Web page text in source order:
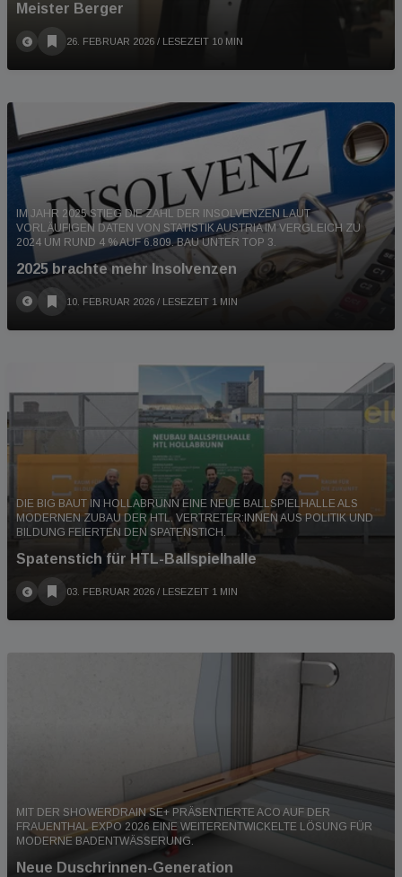
Meister Berger
26. FEBRUAR 2026 / LESEZEIT 10 MIN
IM JAHR 2025 STIEG DIE ZAHL DER INSOLVENZEN LAUT
VORLÄUFIGEN DATEN VON STATISTIK AUSTRIA IM VERGLEICH ZU
2024 UM RUND 4 % AUF 6.809. BAU UNTER TOP 3.
2025 brachte mehr Insolvenzen
10. FEBRUAR 2026 / LESEZEIT 1 MIN
DIE BIG BAUT IN HOLLABRUNN EINE NEUE BALLSPIELHALLE ALS
MODERNEN ZUBAU DER HTL. VERTRETER:INNEN AUS POLITIK UND
BILDUNG FEIERTEN DEN SPATENSTICH.
Spatenstich für HTL-Ballspielhalle
03. FEBRUAR 2026 / LESEZEIT 1 MIN
MIT DER SHOWERDRAIN SE+ PRÄSENTIERTE ACO AUF DER
FRAUENTHAL EXPO 2026 EINE WEITERENTWICKELTE LÖSUNG FÜR
MODERNE BADENTWÄSSERUNG.
Neue Duschrinnen-Generation